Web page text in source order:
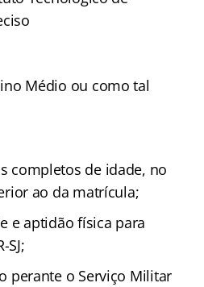
Médio ou como tal
completos de idade, no
ao da matrícula;
e aptidão física para
SJ;
perante o Serviço Militar